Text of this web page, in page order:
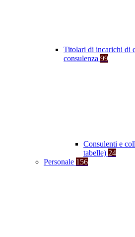
Titolari di incarichi di
consulenza 99
Consulenti e
tabelle) 24
Personale 156